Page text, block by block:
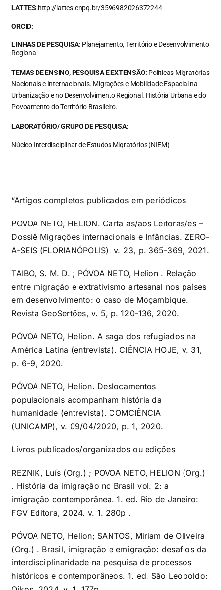
LATTES:http://lattes.cnpq.br/3596982026372244
ORCID:
LINHAS DE PESQUISA: Planejamento, Território e Desenvolvimento
Regional
TEMAS DE ENSINO, PESQUISA E EXTENSÃO: Políticas Migratórias
Nacionais e Internacionais. Migrações e Mobilidade Espacial na
Urbanização e no Desenvolvimento Regional. História Urbana e do
Povoamento do Território Brasileiro.
LABORATÓRIO/ GRUPO DE PESQUISA:
Núcleo Interdisciplinar de Estudos Migratórios (NIEM)
“Artigos completos publicados em periódicos
POVOA NETO, HELION. Carta as/aos Leitoras/es –
Dossiê Migrações internacionais e Infâncias. ZERO-
A-SEIS (FLORIANÓPOLIS), v. 23, p. 365-369, 2021.
TAIBO, S. M. D. ; PÓVOA NETO, Helion . Relação
entre migração e extrativismo artesanal nos países
em desenvolvimento: o caso de Moçambique.
Revista GeoSertões, v. 5, p. 120-136, 2020.
PÓVOA NETO, Helion. A saga dos refugiados na
América Latina (entrevista). CIÊNCIA HOJE, v. 31,
p. 6-9, 2020.
PÓVOA NETO, Helion. Deslocamentos
populacionais acompanham história da
humanidade (entrevista). COMCIÊNCIA
(UNICAMP), v. 09/04/2020, p. 1, 2020.
Livros publicados/organizados ou edições
REZNIK, Luís (Org.) ; POVOA NETO, HELION (Org.)
. História da imigração no Brasil vol. 2: a
imigração contemporânea. 1. ed. Rio de Janeiro:
FGV Editora, 2024. v. 1. 280p .
PÓVOA NETO, Helion; SANTOS, Miriam de Oliveira
(Org.) . Brasil, imigração e emigração: desafios da
interdisciplinaridade na pesquisa de processos
históricos e contemporâneos. 1. ed. São Leopoldo: